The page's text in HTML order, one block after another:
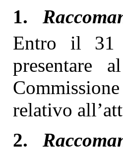
1.
Entro il 31
presentare
relativo
2.